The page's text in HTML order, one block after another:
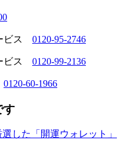
ビス 0120-95-2746
ビス 0120-99-2136
0120-60-1966
す
した「開運ウォレット」